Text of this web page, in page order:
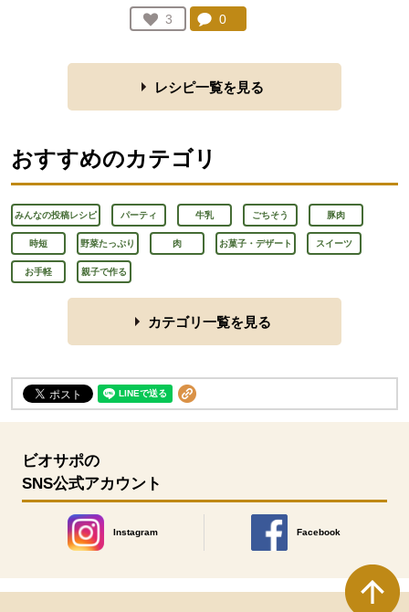
お気に入り登録：
3
人が登録
コメント：
0
レシピ一覧を見る
おすすめのカテゴリ
みんなの投稿レシピ パーティ 牛乳 ごちそう 豚肉
時短 野菜たっぷり 肉 お菓子・デザート スイーツ
お手軽 親子で作る
カテゴリ一覧を見る
ビオサポの
SNS公式アカウント
Instagram
別のウィンドウで開きます。
Facebook
別のウィンドウで開きます